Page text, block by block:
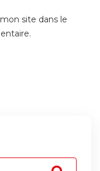
site dans le